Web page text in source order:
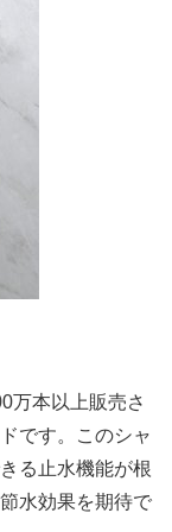
万本以上販売さ
です。このシャ
る止水機能が根
水効果を期待で